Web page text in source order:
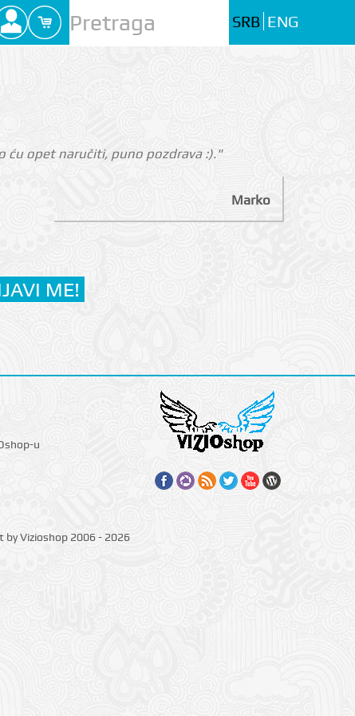
SRB ENG
ću opet naručiti, puno pozdrava :)."
Marko
u
by Vizioshop 2006 - 2026